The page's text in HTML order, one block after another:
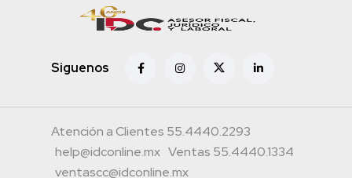
Siguenos
Atención a Clientes 55.4440.2293
help@idconline.mx Ventas 55.4440.1334
ventascc@idconline.mx